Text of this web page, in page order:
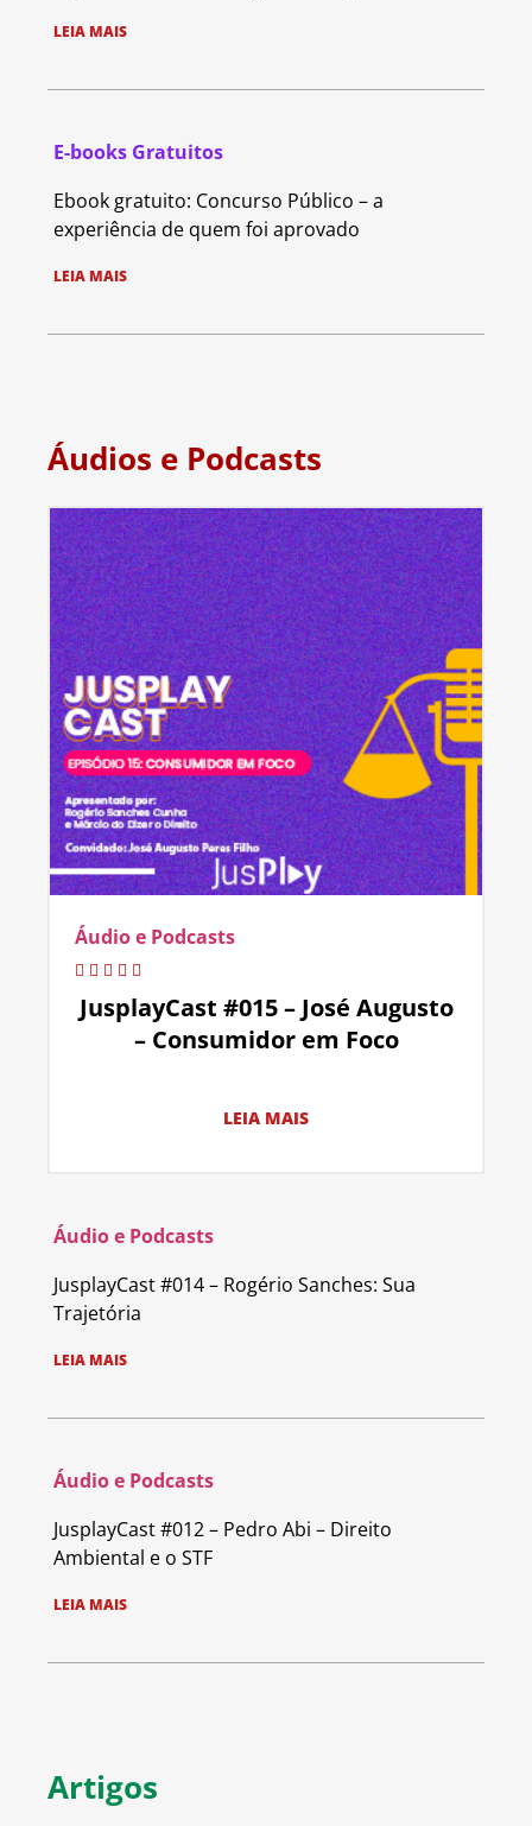
LEIA MAIS
E-books Gratuitos
Ebook gratuito: Concurso Público – a
experiência de quem foi aprovado
LEIA MAIS
Áudios e Podcasts
Áudio e Podcasts
JusplayCast #015 – José Augusto
– Consumidor em Foco
LEIA MAIS
Áudio e Podcasts
JusplayCast #014 – Rogério Sanches: Sua
Trajetória
LEIA MAIS
Áudio e Podcasts
JusplayCast #012 – Pedro Abi – Direito
Ambiental e o STF
LEIA MAIS
Artigos